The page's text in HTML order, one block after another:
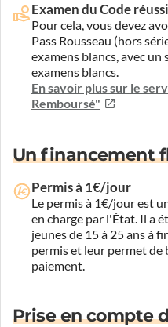
Examen du Code
Pour cela, vous devez
Pass Rousseau (hors
examens blancs, avec
examens blancs.
En savoir plus sur le
Remboursé"
Un financement
Permis à 1€/jour
Le permis à 1€/jour est
en charge par l'État. Il a
jeunes de 15 à 25 ans à
permis et leur permet
paiement.
Prise en compte